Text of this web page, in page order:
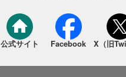
公式サイト Facebook X（旧